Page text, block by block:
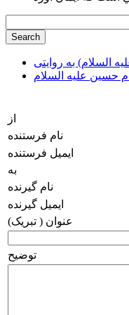
السلام) به روایتی
حسین علیه السلام
از
نام فرستنده
ایمیل فرستنده
به
نام گیرنده
ایمیل گیرنده
عنوان ( تبریک)
توضیح